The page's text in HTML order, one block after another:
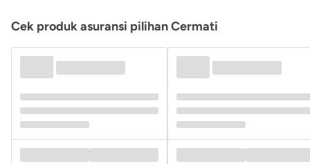
Cek produk asuransi pilihan Cermati